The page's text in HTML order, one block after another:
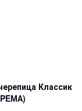
Классик